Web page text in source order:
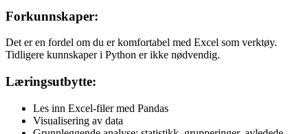
Forkunnskaper:
Det er en fordel om du er komfortabel med Excel som verktøy.
Tidligere kunnskaper i Python er ikke nødvendig.
Læringsutbytte:
Les inn Excel-filer med Pandas
Visualisering av data